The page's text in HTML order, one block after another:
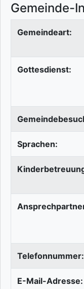
Gemeinde-
Gemeindeart:
Gottesdienst:
Sprachen:
Telefonnummer:
E-Mail-Adresse: